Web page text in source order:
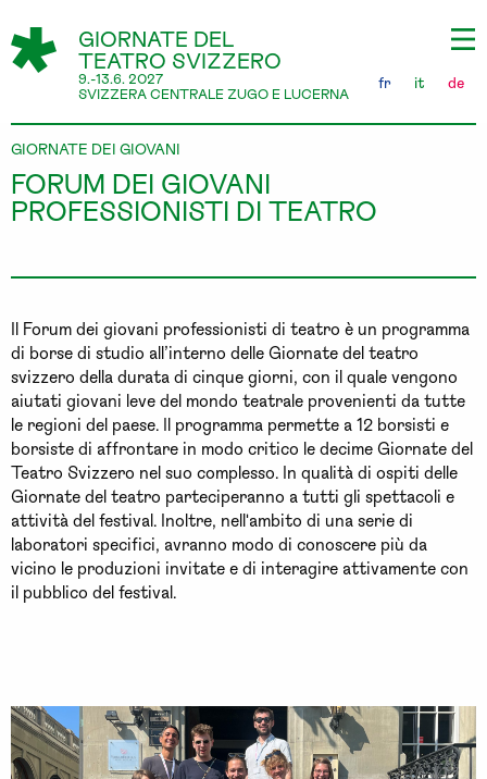
GIORNATE DEL
TEATRO SVIZZERO
9.-13.6. 2027
SVIZZERA CENTRALE ZUGO E LUCERNA
fr it de
GIORNATE DEI GIOVANI
FORUM DEI GIOVANI
PROFESSIONISTI DI TEATRO
Il Forum dei giovani professionisti di teatro è un programma
di borse di studio all’interno delle Giornate del teatro
svizzero della durata di cinque giorni, con il quale vengono
aiutati giovani leve del mondo teatrale provenienti da tutte
le regioni del paese. Il programma permette a 12 borsisti e
borsiste di affrontare in modo critico le decime Giornate del
Teatro Svizzero nel suo complesso. In qualità di ospiti delle
Giornate del teatro parteciperanno a tutti gli spettacoli e
attività del festival. Inoltre, nell'ambito di una serie di
laboratori specifici, avranno modo di conoscere più da
vicino le produzioni invitate e di interagire attivamente con
il pubblico del festival.